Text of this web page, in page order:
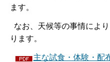
ます。
なお、天候等の事情によ
ります。
主な試食・体験・配